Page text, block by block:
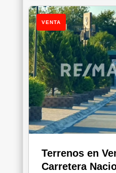
VENTA
Terrenos en
Carretera